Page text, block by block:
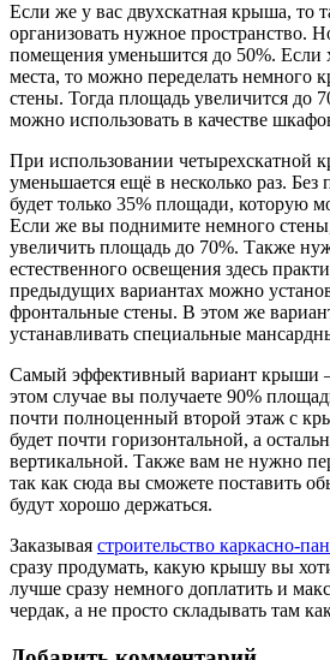
Если же у вас двухскатная крыша, то
организовать нужное пространство.
помещения уменьшится до 50%. Если
места, то можно переделать немного
стены. Тогда площадь увеличится до
можно использовать в качестве
При использовании четырехскатной
уменьшается ещё в несколько раз. Без
будет только 35% площади, которую
Если же вы поднимите немного
увеличить площадь до 70%. Также
естественного освещения здесь
предыдущих вариантах можно
фронтальные стены. В этом же
устанавливать специальные
Самый эффективный вариант крыши
этом случае вы получаете 90%
почти полноценный второй этаж с
будет почти горизонтальной, а
вертикальной. Также вам не нужно
так как сюда вы сможете поставить
будут хорошо держаться.
Заказывая строительство каркасно-
сразу продумать, какую крышу вы
лучше сразу немного доплатить и
чердак, а не просто складывать там